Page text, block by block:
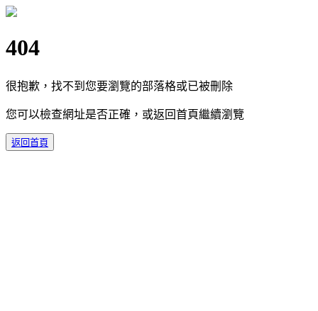
404
很抱歉，找不到您要瀏覽的部落格或已被刪除
您可以檢查網址是否正確，或返回首頁繼續瀏覽
返回首頁